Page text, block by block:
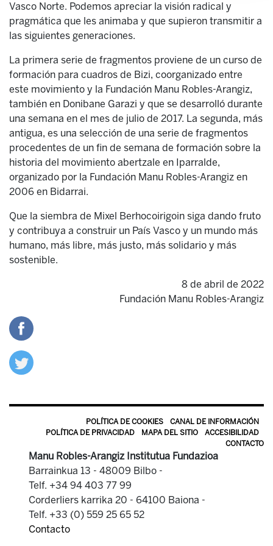
Vasco Norte. Podemos apreciar la visión radical y
pragmática que les animaba y que supieron transmitir a
las siguientes generaciones.
La primera serie de fragmentos proviene de un curso de
formación para cuadros de Bizi, coorganizado entre
este movimiento y la Fundación Manu Robles-Arangiz,
también en Donibane Garazi y que se desarrolló durante
una semana en el mes de julio de 2017. La segunda, más
antigua, es una selección de una serie de fragmentos
procedentes de un fin de semana de formación sobre la
historia del movimiento abertzale en Iparralde,
organizado por la Fundación Manu Robles-Arangiz en
2006 en Bidarrai.
Que la siembra de Mixel Berhocoirigoin siga dando fruto
y contribuya a construir un País Vasco y un mundo más
humano, más libre, más justo, más solidario y más
sostenible.
8 de abril de 2022
Fundación Manu Robles-Arangiz
POLÍTICA DE COOKIES
CANAL DE INFORMACIÓN
POLÍTICA DE PRIVACIDAD
MAPA DEL SITIO
ACCESIBILIDAD
CONTACTO
Manu Robles-Arangiz Institutua Fundazioa
Barrainkua 13 - 48009 Bilbo -
Telf. +34 94 403 77 99
Corderliers karrika 20 - 64100 Baiona -
Telf. +33 (0) 559 25 65 52
Contacto